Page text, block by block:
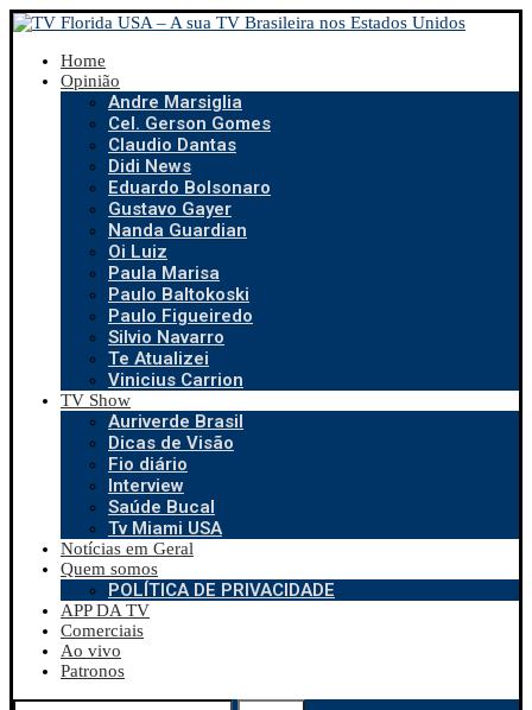
Home
Opinião
Andre Marsiglia
Cel. Gerson Gomes
Claudio Dantas
Didi News
Eduardo Bolsonaro
Gustavo Gayer
Nanda Guardian
Oi Luiz
Paula Marisa
Paulo Baltokoski
Paulo Figueiredo
Silvio Navarro
Te Atualizei
Vinicius Carrion
TV Show
Auriverde Brasil
Dicas de Visão
Fio diário
Interview
Saúde Bucal
Tv Miami USA
Notícias em Geral
Quem somos
POLÍTICA DE PRIVACIDADE
APP DA TV
Comerciais
Ao vivo
Patronos